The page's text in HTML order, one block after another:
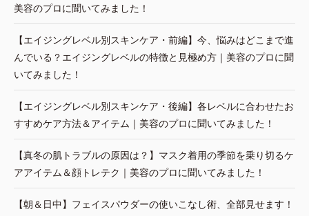
美容のプロに聞いてみました！
【エイジングレベル別スキンケア・前編】今、悩みはどこまで進
んでいる？エイジングレベルの特徴と見極め方｜美容のプロに聞
いてみました！
【エイジングレベル別スキンケア・後編】各レベルに合わせたお
すすめケア方法＆アイテム｜美容のプロに聞いてみました！
【真冬の肌トラブルの原因は？】マスク着用の季節を乗り切るケ
アアイテム＆顔トレテク｜美容のプロに聞いてみました！
【朝＆日中】フェイスパウダーの使いこなし術、全部見せます！